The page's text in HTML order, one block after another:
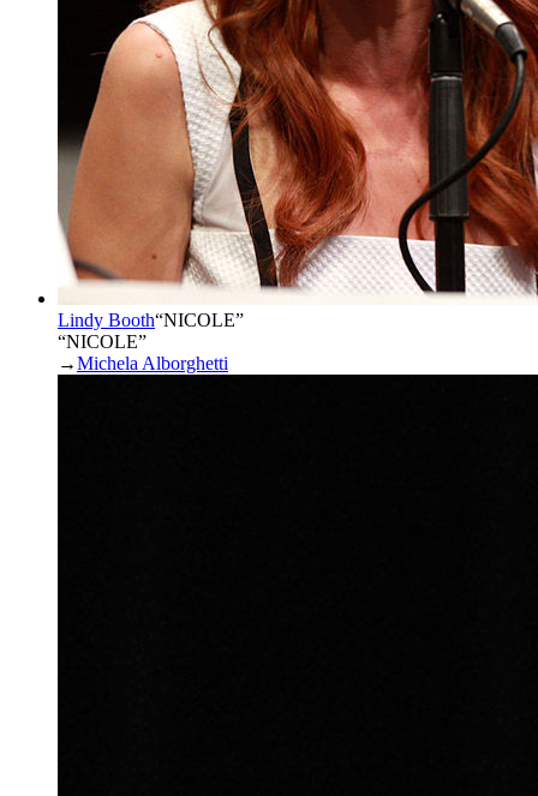
Lindy Booth“NICOLE”
“NICOLE”
→Michela Alborghetti